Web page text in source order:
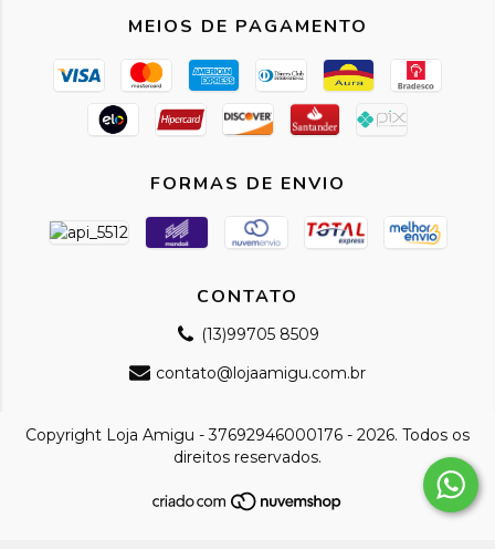
MEIOS DE PAGAMENTO
FORMAS DE ENVIO
CONTATO
(13)99705 8509
contato@lojaamigu.com.br
Copyright Loja Amigu - 37692946000176 - 2026. Todos os
direitos reservados.